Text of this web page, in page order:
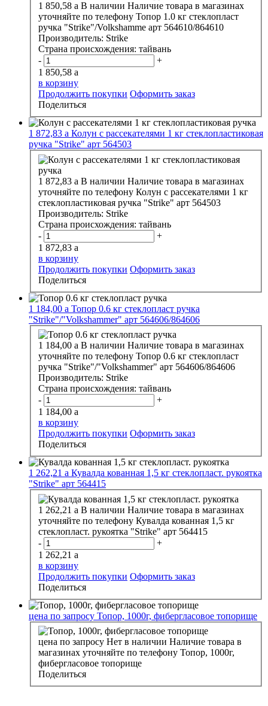
1 850,58 a В наличии Наличие товара в магазинах
уточняйте по телефону Топор 1.0 кг стеклопласт
ручка "Strike"/Volkshamme арт 564610/864610
Производитель: Strike
Страна происхождения: тайвань
-
+
1 850,58 a
в корзину
Продолжить покупки Оформить заказ
Поделиться
1 872,83 a Колун с рассекателями 1 кг стеклопластиковая
ручка "Strike" арт 564503
1 872,83 a В наличии Наличие товара в магазинах
уточняйте по телефону Колун с рассекателями 1 кг
стеклопластиковая ручка "Strike" арт 564503
Производитель: Strike
Страна происхождения: тайвань
-
+
1 872,83 a
в корзину
Продолжить покупки Оформить заказ
Поделиться
1 184,00 a Топор 0.6 кг стеклопласт ручка
"Strike"/"Volkshammer" арт 564606/864606
1 184,00 a В наличии Наличие товара в магазинах
уточняйте по телефону Топор 0.6 кг стеклопласт
ручка "Strike"/"Volkshammer" арт 564606/864606
Производитель: Strike
Страна происхождения: тайвань
-
+
1 184,00 a
в корзину
Продолжить покупки Оформить заказ
Поделиться
1 262,21 a Кувалда кованная 1,5 кг стеклопласт. рукоятка
"Strike" арт 564415
1 262,21 a В наличии Наличие товара в магазинах
уточняйте по телефону Кувалда кованная 1,5 кг
стеклопласт. рукоятка "Strike" арт 564415
-
+
1 262,21 a
в корзину
Продолжить покупки Оформить заказ
Поделиться
цена по запросу Топор, 1000г, фибергласовое топорище
цена по запросу Нет в наличии Наличие товара в
магазинах уточняйте по телефону Топор, 1000г,
фибергласовое топорище
Поделиться